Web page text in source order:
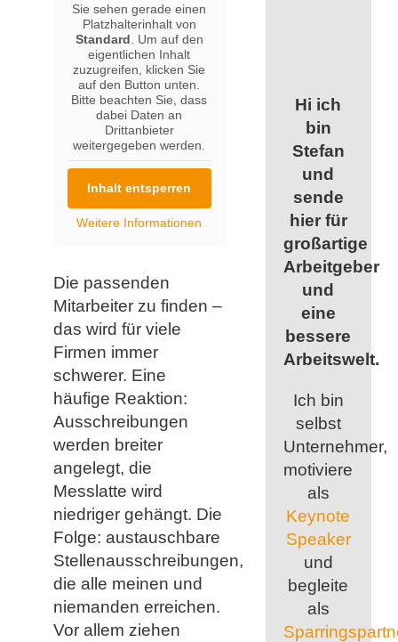
Sie sehen gerade einen
Platzhalterinhalt von
Standard . Um auf den
eigentlichen Inhalt
zuzugreifen, klicken Sie
auf den Button unten.
Bitte beachten Sie, dass
dabei Daten an
Drittanbieter
weitergegeben werden.
Inhalt entsperren
Weitere Informationen
Die passenden
Mitarbeiter zu finden –
das wird für viele
Firmen immer
schwerer. Eine
häufige Reaktion:
Ausschreibungen
werden breiter
angelegt, die
Messlatte wird
niedriger gehängt. Die
Folge: austauschbare
Stellenausschreibungen,
die alle meinen und
niemanden erreichen.
Vor allem ziehen
Hi ich
bin
Stefan
und
sende
hier für
großartige
Arbeitgeber
und
eine
bessere
Arbeitswelt.
Ich bin
selbst
Unternehmer,
motiviere
als
Keynote
Speaker
und
begleite
als